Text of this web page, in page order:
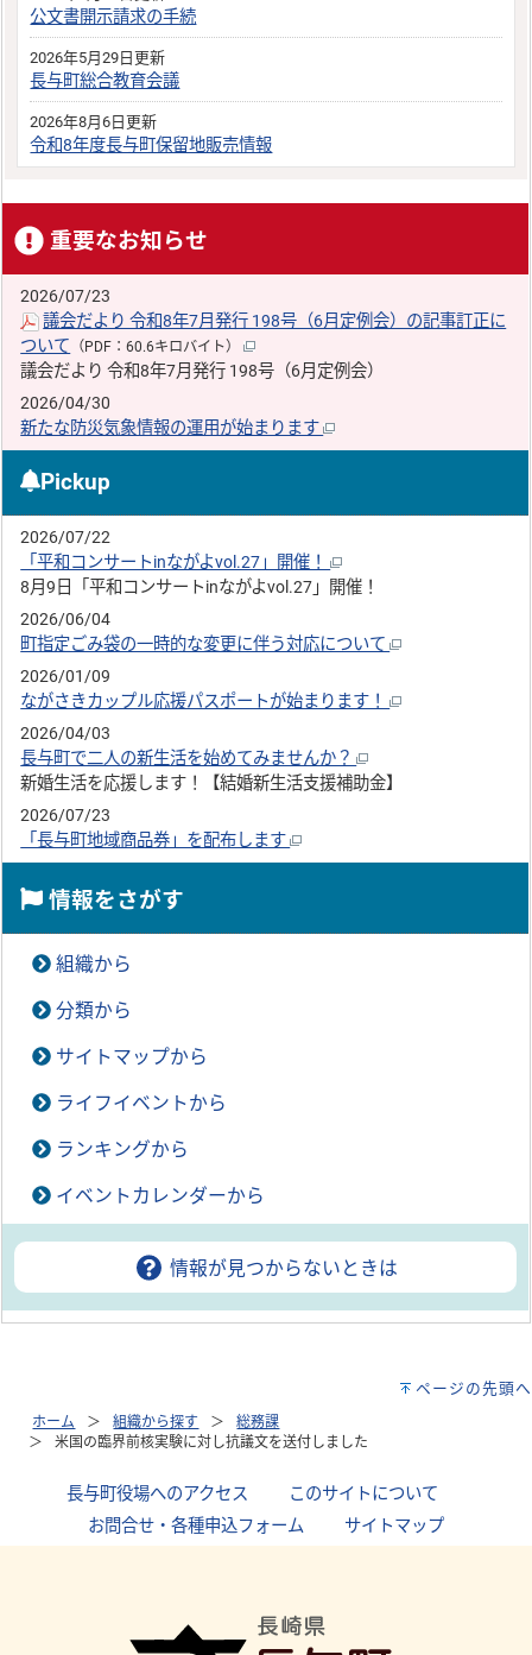
公文書開示請求の手続
2026年5月29日更新
長与町総合教育会議
2026年8月6日更新
令和8年度長与町保留地販売情報
重要なお知らせ
2026/07/23
議会だより 令和8年7月発行 198号（6月定例会）の記事訂正に
ついて （PDF：60.6キロバイト）
議会だより 令和8年7月発行 198号（6月定例会）
2026/04/30
新たな防災気象情報の運用が始まります
Pickup
2026/07/22
「平和コンサートinながよvol.27」開催！
8月9日「平和コンサートinながよvol.27」開催！
2026/06/04
町指定ごみ袋の一時的な変更に伴う対応について
2026/01/09
ながさきカップル応援パスポートが始まります！
2026/04/03
長与町で二人の新生活を始めてみませんか？
新婚生活を応援します！【結婚新生活支援補助金】
2026/07/23
「長与町地域商品券」を配布します
情報をさがす
組織から
分類から
サイトマップから
ライフイベントから
ランキングから
イベントカレンダーから
情報が見つからないときは
ページの先頭へ
ホーム 組織から探す
総務課
米国の臨界前核実験に対し抗議文を送付しました
長与町役場へのアクセス このサイトについて
お問合せ・各種申込フォーム
サイトマップ